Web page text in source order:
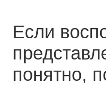
Если
понятно,